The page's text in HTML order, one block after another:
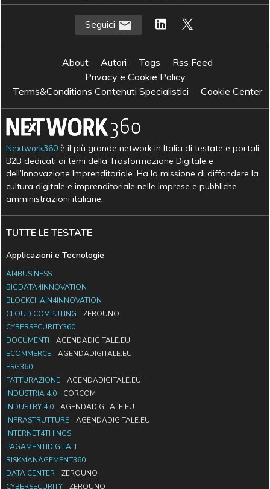
Seguici
About Autori Tags
Rss Feed
Privacy e Cookie Policy
Terms&Conditions Contenuti Specialistici
Cookie Center
Nextwork360 è il più grande network in Italia di testate e portali
B2B dedicati ai temi della Trasformazione Digitale e
dell’Innovazione Imprenditoriale. Ha la missione di diffondere la
cultura digitale e imprenditoriale nelle imprese e pubbliche
amministrazioni italiane.
TUTTE LE TESTATE
Applicazioni e Tecnologie
AI4BUSINESS
BIGDATA4INNOVATION
BLOCKCHAIN4INNOVATION
CLOUD COMPUTING
ZEROUNO
CYBERSECURITY360
DOCUMENTI
AGENDADIGITALE.EU
ECOMMERCE
AGENDADIGITALE.EU
ESG360
FATTURAZIONE
AGENDADIGITALE.EU
INDUSTRIA 4.0
CORCOM
INDUSTRY 4.0
AGENDADIGITALE.EU
INFRASTRUTTURE
AGENDADIGITALE.EU
INTERNET4THINGS
PAGAMENTIDIGITALI
RISKMANAGEMENT360
DATA CENTER
ZEROUNO
CYBERSECURITY
ZEROUNO